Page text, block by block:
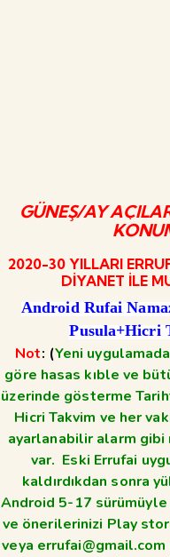
GÜNEŞ/AY
2020-30 YILLARI
DİYANET İLE
Android Rufai
Pusula+Hicri
Not: (Yeni
göre hasas kıble ve
üzerinde gösterme
Hicri Takvim ve her
ayarlanabilir alarm
var. Eski Errufai
kaldırdıkdan sonra
Android 5-17 sürümüyle
ve önerilerinizi Play
veya